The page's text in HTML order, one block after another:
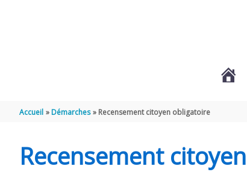
Accueil Démarches Recensement citoyen obligatoire
Recensement